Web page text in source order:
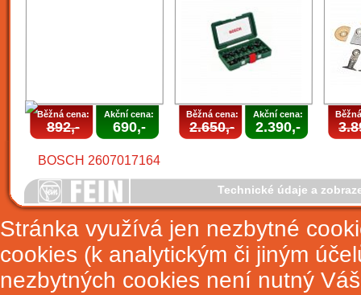
Běžná cena:
892,-
Akční cena:
690,-
Běžná cena:
2.650,-
Akční cena:
2.390,-
Technické údaje a
Stránka využívá jen nezbytné
cookies (k analytickým či jiným
nezbytných cookies není nutný